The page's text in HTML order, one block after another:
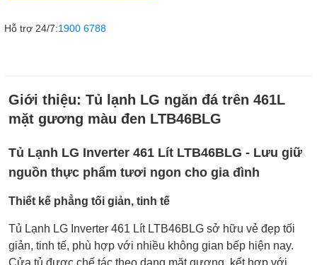
Hỗ trợ 24/7:1900 6788
Giới thiệu: Tủ lạnh LG ngăn đá trên 461L
mặt gương màu đen LTB46BLG
Tủ Lạnh LG Inverter 461 Lít LTB46BLG - Lưu giữ
nguồn thực phẩm tươi ngon cho gia đình
Thiết kế phẳng tối giản, tinh tế
Tủ Lạnh LG Inverter 461 Lít LTB46BLG sở hữu vẻ đẹp tối
giản, tinh tế, phù hợp với nhiều không gian bếp hiện nay.
Cửa tủ được chế tác theo dạng mặt gương, kết hợp với